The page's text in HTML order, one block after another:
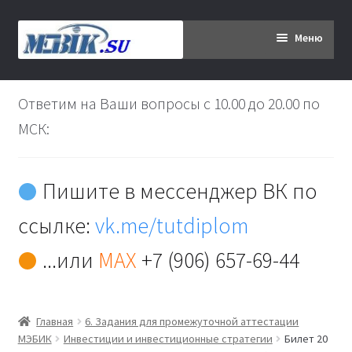
Перейти
к
Перейти
к
Меню
Главная
Дипломникам
Контакты
Ответим на Ваши вопросы с 10.00 до 20.00 по
МСК:
Пишите в мессенджер ВК по
ссылке:vk.me/tutdiplom
...или MAX +7 (906) 657-69-44
Главная
6. Задания для промежуточной аттестации
МЭБИК
Инвестиции и инвестиционные стратегии
Билет 20